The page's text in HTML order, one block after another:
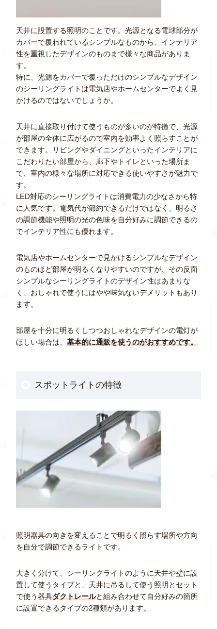
天井に設置する照明のことです。光源となる電球部分が
カバーで覆われているシンプルなものから、インテリア
性を重視したデザインのものまで様々な商品がありま
す。
特に、光源をカバーで覆っただけのシンプルなデザイン
のシーリングライトは電気店やホームセンターでよく見
かけるのではないでしょうか。
天井に直接取り付けて使うものが多いのが特徴で、光源
が部屋の全体に広がるので室内を効率よく照らすことが
できます。リビングやダイニングといったインテリアに
こだわりたい部屋から、廊下やトイレといった場所ま
で、室内の様々な場所に対応できる使いやすさが魅力で
す。
LED対応のシーリングライトは消費電力の少なさから特
に人気です。電気代が節約できるだけではなく、明るさ
の調節機能や照明の光の色味を自分好みに調節できるの
でインテリア性にも優れます。
電気店やホームセンターで見かけるシンプルなデザイン
のものほど部屋が明るくなりやすいのですが、その反面
シンプルなシーリングライトのデザイン性はあまりな
く、おしゃれで使うにはやや味気ないデメリットもあり
ます。
部屋を十分に明るくしつつおしゃれなデザインの電灯が
ほしい場合は、 基本的に通販を使うのがおすすめです。
スポットライトの特徴
照明器具の向きを変えることで明るく照らす場所や方向
を自分で調節できるライトです。
大きく分けて、シーリングライトのように天井や壁に設
置して使うタイプと、天井に吊るして使う照明とセット
で使う器具ダクトレールと組み合わせて自分好みの箇所
に設置できるタイプの2種類があります。